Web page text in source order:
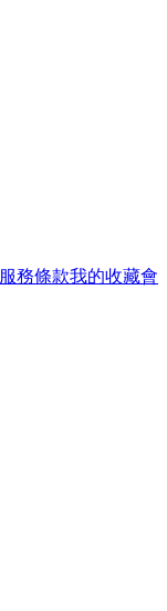
服務條款我的收藏會